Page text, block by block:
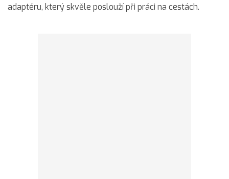
adaptéru, který skvěle poslouží při práci na cestách.